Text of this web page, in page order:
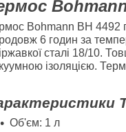
Bohmann BH 4492
6 годин за
сталі 18/10.
ізоляцією.
Об'єм: 1 л